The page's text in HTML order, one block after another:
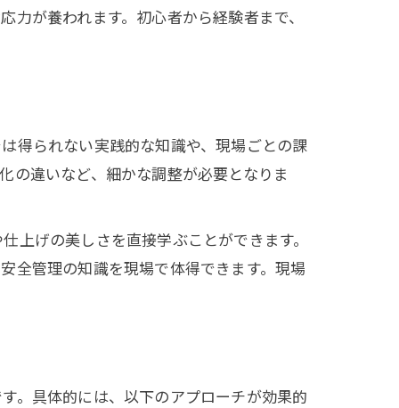
が養われます。初心者から経験者まで、
得られない実践的な知識や、現場ごとの課
の違いなど、細かな調整が必要となりま
げの美しさを直接学ぶことができます。
全管理の知識を現場で体得できます。現場
。具体的には、以下のアプローチが効果的